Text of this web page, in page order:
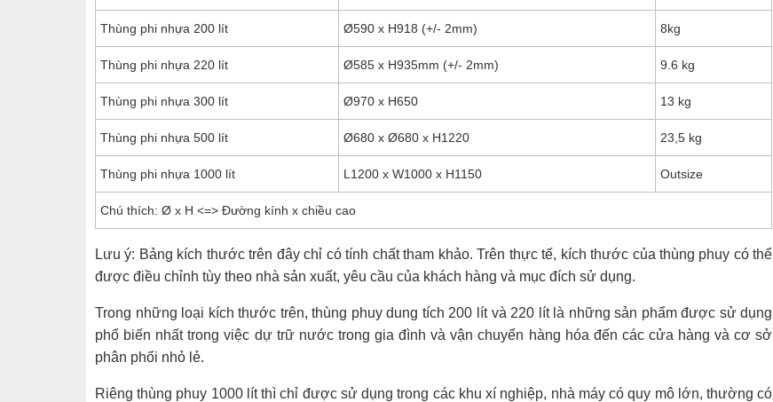
Thùng phi nhựa 200 lít Ø590 x H918 (+/- 2mm) 8kg
Thùng phi nhựa 220 lít Ø585 x H935mm (+/- 2mm) 9.6 kg
Thùng phi nhựa 300 lít Ø970 x H650 13 kg
Thùng phi nhựa 500 lít Ø680 x Ø680 x H1220 23,5 kg
Thùng phi nhựa 1000 lít L1200 x W1000 x H1150 Outsize
Chú thích: Ø x H <=> Đường kính x chiều cao
Lưu ý: Bảng kích thước trên đây chỉ có tính chất tham khảo. Trên thực tế, kích thước của thùng phuy có thể
được điều chỉnh tùy theo nhà sản xuất, yêu cầu của khách hàng và mục đích sử dụng.
Trong những loại kích thước trên, thùng phuy dung tích 200 lít và 220 lít là những sản phẩm được sử dụng
phổ biến nhất trong việc dự trữ nước trong gia đình và vận chuyển hàng hóa đến các cửa hàng và cơ sở
phân phối nhỏ lẻ.
Riêng thùng phuy 1000 lít thì chỉ được sử dụng trong các khu xí nghiệp, nhà máy có quy mô lớn, thường có